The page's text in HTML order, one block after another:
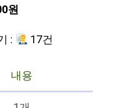
원
:
17건
내용